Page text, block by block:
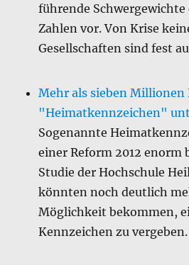
führende Schwergewichte
Zahlen vor. Von Krise
Gesellschaften sind fest
Mehr als sieben Millionen
"Heimatkennzeichen"
Sogenannte
einer Reform 2012 enorm
Studie der Hochschule
könnten noch deutlich
Möglichkeit bekommen,
Kennzeichen zu vergeben.